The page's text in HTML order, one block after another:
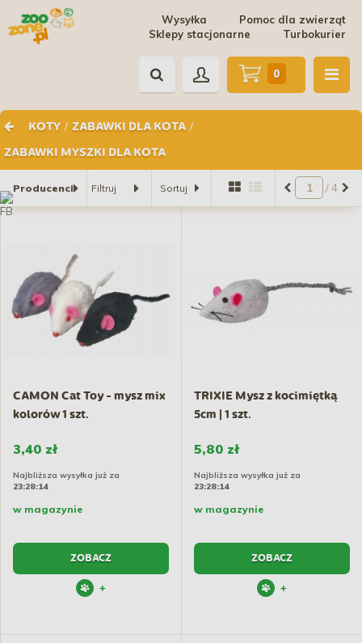
Pomoc dla zwierząt
Wysyłka
Turbokurier
Sklepy stacjonarne
KOTY / ZABAWKI DLA KOTA /
ZABAWKI MYSZKI DLA KOTA
0
/ 4
CAMON Cat Toy - mysz mix
kolorów 1 szt.
3,40 zł
Najbliższa wysyłka już za
23:28:14
w magazynie
ZOBACZ
+
TRIXIE Mysz z kocimiętką
5cm | 1 szt.
5,80 zł
Najbliższa wysyłka już za
23:28:14
w magazynie
ZOBACZ
+